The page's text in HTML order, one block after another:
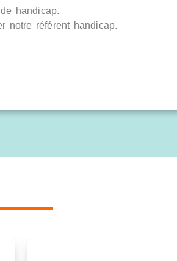
handicap.
notre référent handicap.